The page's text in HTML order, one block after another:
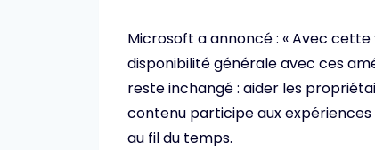
Microsoft a annoncé : « Avec
disponibilité générale avec ces
reste inchangé : aider les
contenu participe aux
au fil du temps.